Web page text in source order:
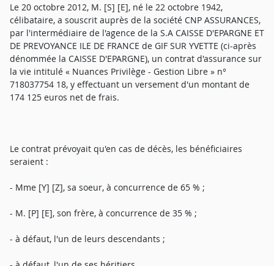
Le 20 octobre 2012, M. [S] [E], né le 22 octobre 1942,
célibataire, a souscrit auprès de la société CNP ASSURANCES,
par l'intermédiaire de l'agence de la S.A CAISSE D'EPARGNE ET
DE PREVOYANCE ILE DE FRANCE de GIF SUR YVETTE (ci-après
dénommée la CAISSE D'EPARGNE), un contrat d'assurance sur
la vie intitulé « Nuances Privilège - Gestion Libre » n°
718037754 18, y effectuant un versement d'un montant de
174 125 euros net de frais.
Le contrat prévoyait qu'en cas de décès, les bénéficiaires
seraient :
- Mme [Y] [Z], sa soeur, à concurrence de 65 % ;
- M. [P] [E], son frère, à concurrence de 35 % ;
- à défaut, l'un de leurs descendants ;